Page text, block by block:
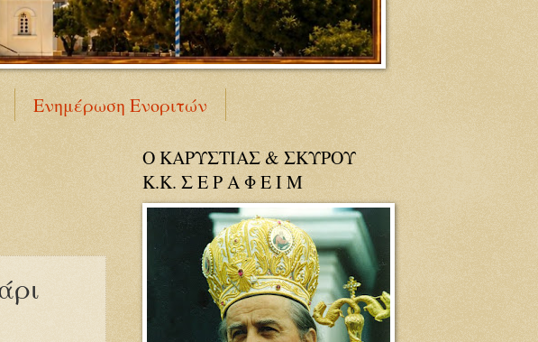
Ενημέρωση Ενοριτών
Ο ΚΑΡΥΣΤΙΑΣ & ΣΚΥΡΟΥ
Κ.Κ. Σ Ε Ρ Α Φ Ε Ι Μ